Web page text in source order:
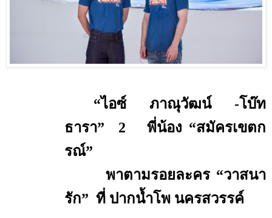
“ไอซ์ ภาณุวัฒน์ -โบ๊ท
ธารา” 2 พี่น้อง “สมัครเขตก
รณ์”
พาตามรอยละคร “วาสนา
รัก” ที่ ปากน้ำโพ นครสวรรค์